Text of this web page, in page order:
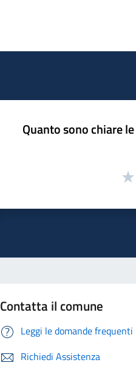
Quanto sono chiare
Contatta il comune
Leggi le domande frequenti
Richiedi Assistenza